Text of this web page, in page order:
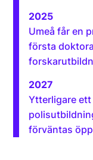
2025
Umeå får en
första
2027
Ytterligare
förväntas